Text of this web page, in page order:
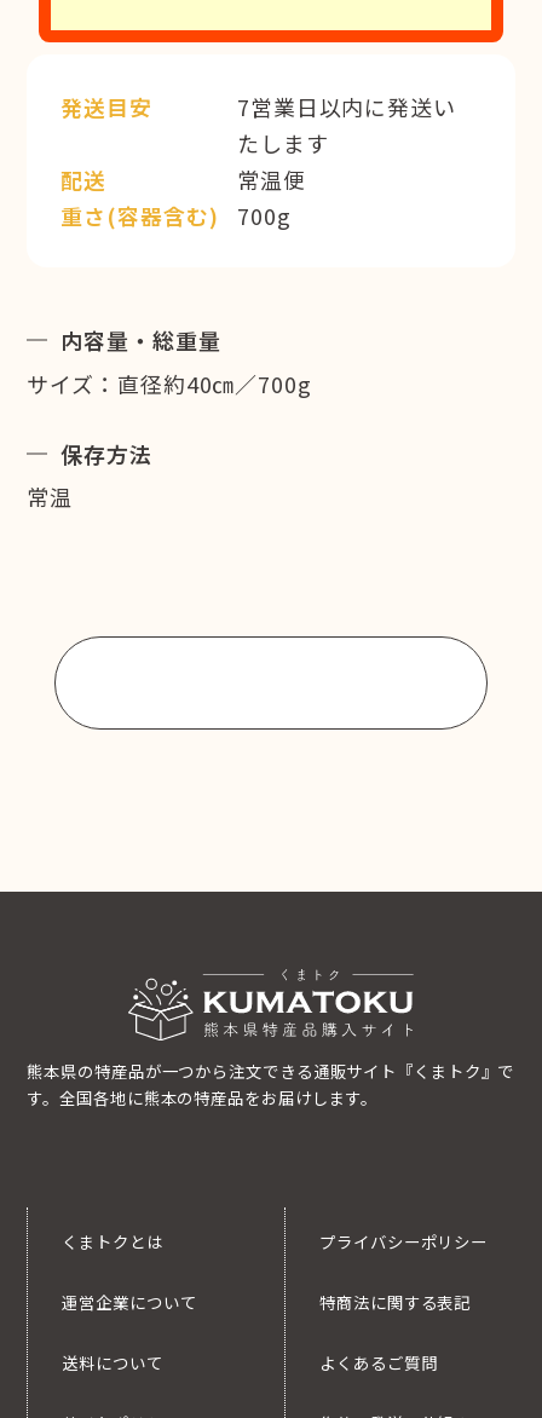
発送目安
7営業日以内に発送い
たします
配送
常温便
重さ(容器含む)
700g
内容量・総重量
サイズ：直径約40㎝／700g
保存方法
常温
熊本県の特産品が一つから注文できる通販サイト『くまトク』で
す。全国各地に熊本の特産品をお届けします。
くまトクとは
運営企業について
送料について
プライバシーポリシー
特商法に関する表記
よくあるご質問